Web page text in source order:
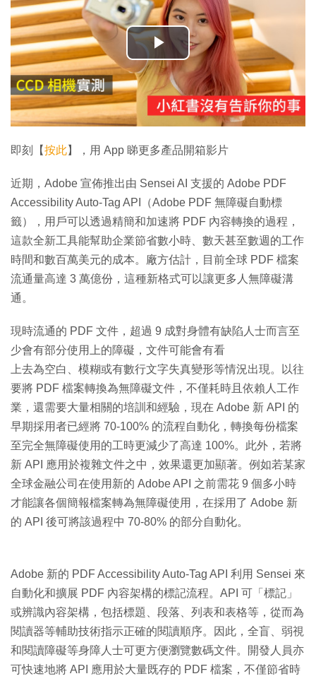
播
放
影
片
即刻【按此】，用 App 睇更多產品開箱影片
近期，Adobe 宣佈推出由 Sensei AI 支援的 Adobe PDF
Accessibility Auto-Tag API（Adobe PDF 無障礙自動標
籤），用戶可以透過精簡和加速將 PDF 內容轉換的過程，
這款全新工具能幫助企業節省數小時、數天甚至數週的工作
時間和數百萬美元的成本。廠方估計，目前全球 PDF 檔案
流通量高達 3 萬億份，這種新格式可以讓更多人無障礙溝
通。
現時流通的 PDF 文件，超過 9 成對身體有缺陷人士而言至
少會有部分使用上的障礙，文件可能會有看
上去為空白、模糊或有數行文字失真變形等情況出現。以往
要將 PDF 檔案轉換為無障礙文件，不僅耗時且依賴人工作
業，還需要大量相關的培訓和經驗，現在 Adobe 新 API 的
早期採用者已經將 70-100% 的流程自動化，轉換每份檔案
至完全無障礙使用的工時更減少了高達 100%。此外，若將
新 API 應用於複雜文件之中，效果還更加顯著。例如若某家
全球金融公司在使用新的 Adobe API 之前需花 9 個多小時
才能讓各個簡報檔案轉為無障礙使用，在採用了 Adobe 新
的 API 後可將該過程中 70-80% 的部分自動化。
Adobe 新的 PDF Accessibility Auto-Tag API 利用 Sensei 來
自動化和擴展 PDF 內容架構的標記流程。API 可「標記」
或辨識內容架構，包括標題、段落、列表和表格等，從而為
閱讀器等輔助技術指示正確的閱讀順序。因此，全盲、弱視
和閱讀障礙等身障人士可更方便瀏覽數碼文件。開發人員亦
可快速地將 API 應用於大量既存的 PDF 檔案，不僅節省時